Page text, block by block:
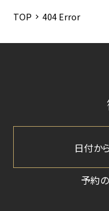
TOP 404 Error
日付か
予約